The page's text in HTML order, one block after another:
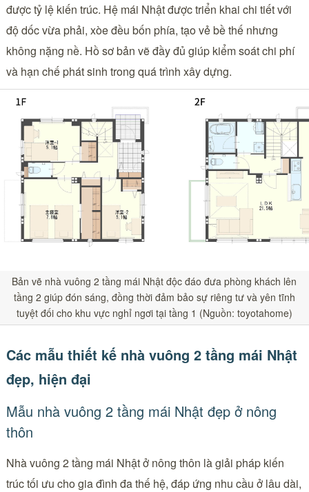
được tỷ lệ kiến trúc. Hệ mái Nhật được triển khai chi tiết với
độ dốc vừa phải, xòe đều bốn phía, tạo vẻ bề thế nhưng
không nặng nề. Hồ sơ bản vẽ đầy đủ giúp kiểm soát chi phí
và hạn chế phát sinh trong quá trình xây dựng.
Bản vẽ nhà vuông 2 tầng mái Nhật độc đáo đưa phòng khách lên
tầng 2 giúp đón sáng, đồng thời đảm bảo sự riêng tư và yên tĩnh
tuyệt đối cho khu vực nghỉ ngơi tại tầng 1 (Nguồn: toyotahome)
Các mẫu thiết kế nhà vuông 2 tầng mái Nhật
đẹp, hiện đại
Mẫu nhà vuông 2 tầng mái Nhật đẹp ở nông
thôn
Nhà vuông 2 tầng mái Nhật ở nông thôn là giải pháp kiến
trúc tối ưu cho gia đình đa thế hệ, đáp ứng nhu cầu ở lâu dài,